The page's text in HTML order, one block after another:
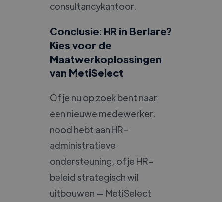
consultancykantoor.
Conclusie: HR in Berlare?
Kies voor de
Maatwerkoplossingen
van MetiSelect
Of je nu op zoek bent naar
een nieuwe medewerker,
nood hebt aan HR-
administratieve
ondersteuning, of je HR-
beleid strategisch wil
uitbouwen — MetiSelect